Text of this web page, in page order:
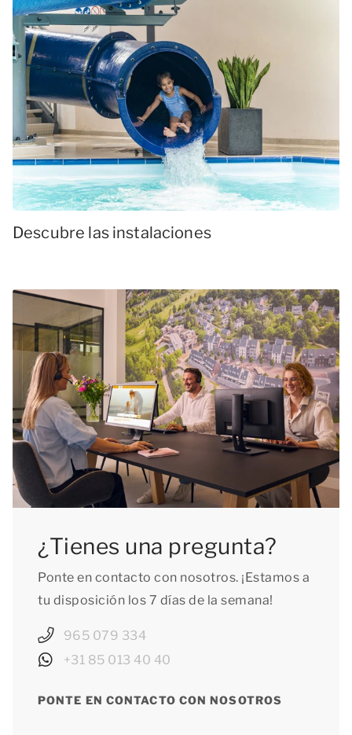
Descubre las instalaciones
¿Tienes una pregunta?
Ponte en contacto con nosotros. ¡Estamos a
tu disposición los 7 días de la semana!
965 079 334
+31 85 013 40 40
PONTE EN CONTACTO CON NOSOTROS